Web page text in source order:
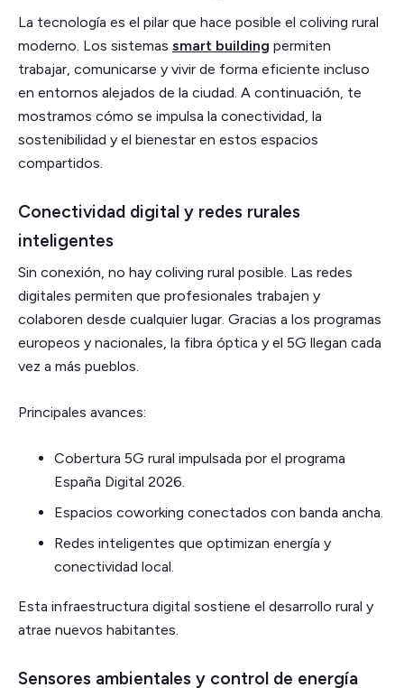
La tecnología es el pilar que hace posible el coliving rural
moderno. Los sistemas smart building permiten
trabajar, comunicarse y vivir de forma eficiente incluso
en entornos alejados de la ciudad. A continuación, te
mostramos cómo se impulsa la conectividad, la
sostenibilidad y el bienestar en estos espacios
compartidos.
Conectividad digital y redes rurales
inteligentes
Sin conexión, no hay coliving rural posible. Las redes
digitales permiten que profesionales trabajen y
colaboren desde cualquier lugar. Gracias a los programas
europeos y nacionales, la fibra óptica y el 5G llegan cada
vez a más pueblos.
Principales avances:
Cobertura 5G rural impulsada por el programa
España Digital 2026.
Espacios coworking conectados con banda ancha.
Redes inteligentes que optimizan energía y
conectividad local.
Esta infraestructura digital sostiene el desarrollo rural y
atrae nuevos habitantes.
Sensores ambientales y control de energía